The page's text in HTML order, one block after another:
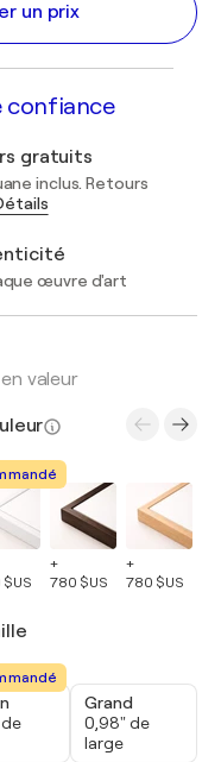
un prix
confiance
gratuits
inclus. Retours
œuvre d'art
valeur
+
780 $US
+
780 $US
Grand
0,98" de
large